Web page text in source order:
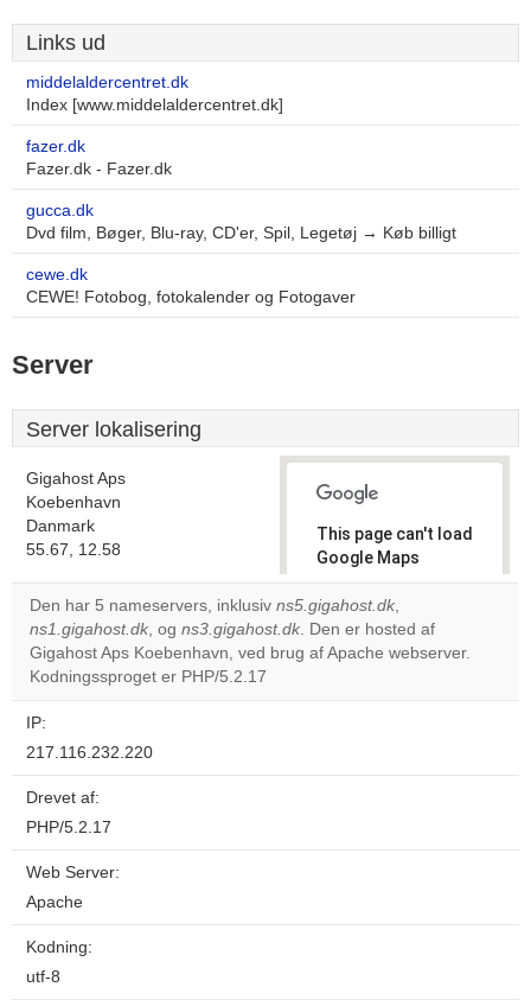
Links ud
middelaldercentret.dk
Index [www.middelaldercentret.dk]
fazer.dk
Fazer.dk - Fazer.dk
gucca.dk
Dvd film, Bøger, Blu-ray, CD'er, Spil, Legetøj → Køb billigt
cewe.dk
CEWE! Fotobog, fotokalender og Fotogaver
Server
Server lokalisering
Gigahost Aps
Koebenhavn
Danmark
55.67, 12.58
This page can't load
Google Maps
correctly.
Do you
own this
OK
Den har 5 nameservers, inklusiv ns5.gigahost.dk,
ns1.gigahost.dk, og ns3.gigahost.dk. Den er hosted af
Gigahost Aps Koebenhavn, ved brug af Apache webserver.
Kodningssproget er PHP/5.2.17
IP:
217.116.232.220
Drevet af:
PHP/5.2.17
Web Server:
Apache
Kodning:
utf-8